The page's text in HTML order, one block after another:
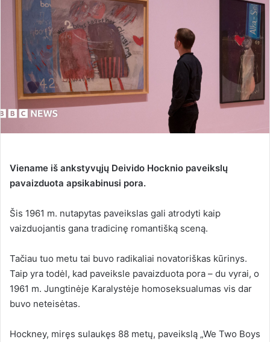
a
n
e
m
a
i
l
Viename iš ankstyvųjų Deivido Hocknio paveikslų
pavaizduota apsikabinusi pora.
Šis 1961 m. nutapytas paveikslas gali atrodyti kaip
vaizduojantis gana tradicinę romantišką sceną.
Tačiau tuo metu tai buvo radikaliai novatoriškas kūrinys.
Taip yra todėl, kad paveiksle pavaizduota pora – du vyrai, o
1961 m. Jungtinėje Karalystėje homoseksualumas vis dar
buvo neteisėtas.
Hockney, miręs sulaukęs 88 metų, paveikslą „We Two Boys